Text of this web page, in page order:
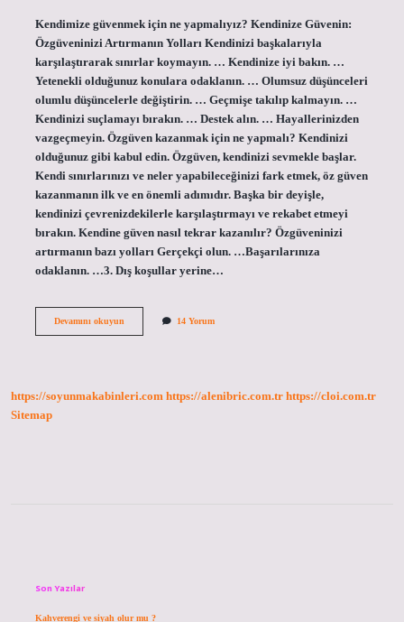
Kendimize güvenmek için ne yapmalıyız? Kendinize Güvenin:
Özgüveninizi Artırmanın Yolları Kendinizi başkalarıyla
karşılaştırarak sınırlar koymayın. … Kendinize iyi bakın. …
Yetenekli olduğunuz konulara odaklanın. … Olumsuz düşünceleri
olumlu düşüncelerle değiştirin. … Geçmişe takılıp kalmayın. …
Kendinizi suçlamayı bırakın. … Destek alın. … Hayallerinizden
vazgeçmeyin. Özgüven kazanmak için ne yapmalı? Kendinizi
olduğunuz gibi kabul edin. Özgüven, kendinizi sevmekle başlar.
Kendi sınırlarınızı ve neler yapabileceğinizi fark etmek, öz güven
kazanmanın ilk ve en önemli adımıdır. Başka bir deyişle,
kendinizi çevrenizdekilerle karşılaştırmayı ve rekabet etmeyi
bırakın. Kendine güven nasıl tekrar kazanılır? Özgüveninizi
artırmanın bazı yolları Gerçekçi olun. …Başarılarınıza
odaklanın. …3. Dış koşullar yerine…
Devamını okuyunKendine
14 Yorum
https://soyunmakabinleri.com https://alenibric.com.tr https://cloi.com.tr
Sitemap
Son Yazılar
Kahverengi ve siyah olur mu ?